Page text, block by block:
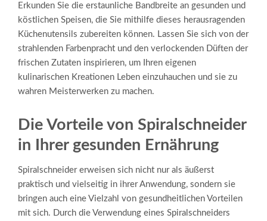
Erkunden Sie die erstaunliche Bandbreite an gesunden und
köstlichen Speisen, die Sie mithilfe dieses herausragenden
Küchenutensils zubereiten können. Lassen Sie sich von der
strahlenden Farbenpracht und den verlockenden Düften der
frischen Zutaten inspirieren, um Ihren eigenen
kulinarischen Kreationen Leben einzuhauchen und sie zu
wahren Meisterwerken zu machen.
Die Vorteile von Spiralschneider
in Ihrer gesunden Ernährung
Spiralschneider erweisen sich nicht nur als äußerst
praktisch und vielseitig in ihrer Anwendung, sondern sie
bringen auch eine Vielzahl von gesundheitlichen Vorteilen
mit sich. Durch die Verwendung eines Spiralschneiders